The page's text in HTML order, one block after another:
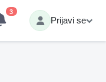
3
Prijavi se